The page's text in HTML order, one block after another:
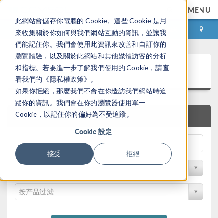
此網站會儲存你電腦的 Cookie。這些 Cookie 是用
來收集關於你如何與我們網站互動的資訊，並讓我
們能記住你。我們會使用此資訊來改善和自訂你的
瀏覽體驗，以及關於此網站和其他媒體訪客的分析
和指標。若要進一步了解我們使用的 Cookie，請查
看我們的《隱私權政策》。
如果你拒絕，那麼我們不會在你造訪我們網站時追
蹤你的資訊。我們會在你的瀏覽器使用單一
Cookie，以記住你的偏好為不受追蹤。
Cookie 設定
接受 拒絕
MENU
登录 咨询与购买
案例下载
快速搜索
按学科过滤
按产品过滤